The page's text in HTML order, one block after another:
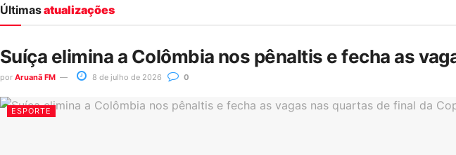
Últimasatualizações
Suíça elimina a Colômbia nos pênaltis e fecha as
por Aruanã FM 8 de julho de 2026 0
ESPORTE